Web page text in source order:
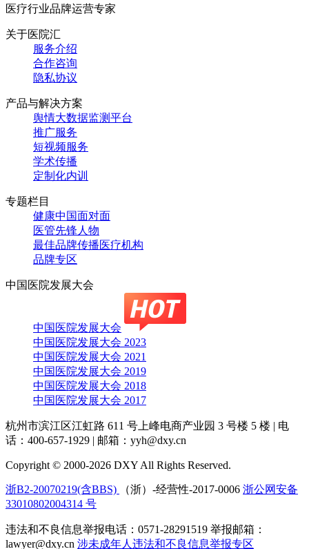
医疗行业品牌运营专家
关于医院汇
服务介绍
合作咨询
隐私协议
产品与解决方案
舆情大数据监测平台
推广服务
短视频服务
学术传播
定制化内训
专题栏目
健康中国面对面
医管先锋人物
最佳品牌传播医疗机构
品牌专区
中国医院发展大会
中国医院发展大会
中国医院发展大会 2023
中国医院发展大会 2021
中国医院发展大会 2019
中国医院发展大会 2018
中国医院发展大会 2017
杭州市滨江区江虹路 611 号上峰电商产业园 3 号楼 5 楼 | 电
话：400-657-1929 | 邮箱：yyh@dxy.cn
Copyright © 2000-2026 DXY All Rights Reserved.
浙B2-20070219(含BBS) （浙）-经营性-2017-0006 浙公网安备
33010802004314 号
违法和不良信息举报电话：0571-28291519 举报邮箱：
lawyer@dxy.cn 涉未成年人违法和不良信息举报专区